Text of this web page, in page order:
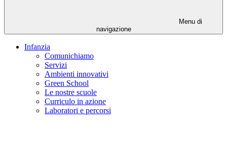
Menu di
navigazione
Infanzia
Comunichiamo
Servizi
Ambienti innovativi
Green School
Le nostre scuole
Curriculo in azione
Laboratori e percorsi